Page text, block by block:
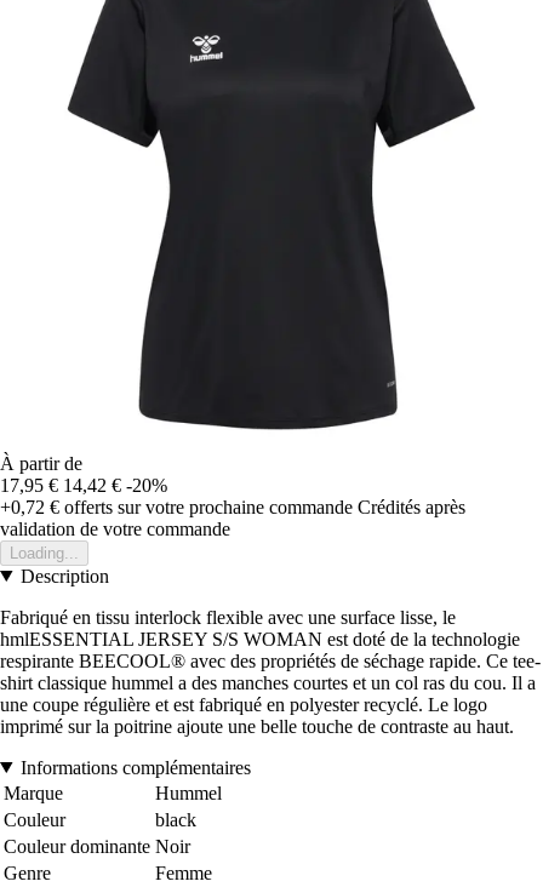
À partir de
17,95 € 14,42 € -20%
+0,72 € offerts sur votre prochaine commande Crédités après
validation de votre commande
Loading...
Description
Fabriqué en tissu interlock flexible avec une surface lisse, le
hmlESSENTIAL JERSEY S/S WOMAN est doté de la technologie
respirante BEECOOL® avec des propriétés de séchage rapide. Ce tee-
shirt classique hummel a des manches courtes et un col ras du cou. Il a
une coupe régulière et est fabriqué en polyester recyclé. Le logo
imprimé sur la poitrine ajoute une belle touche de contraste au haut.
Informations complémentaires
Marque
Hummel
Couleur
black
Couleur dominante Noir
Genre
Femme